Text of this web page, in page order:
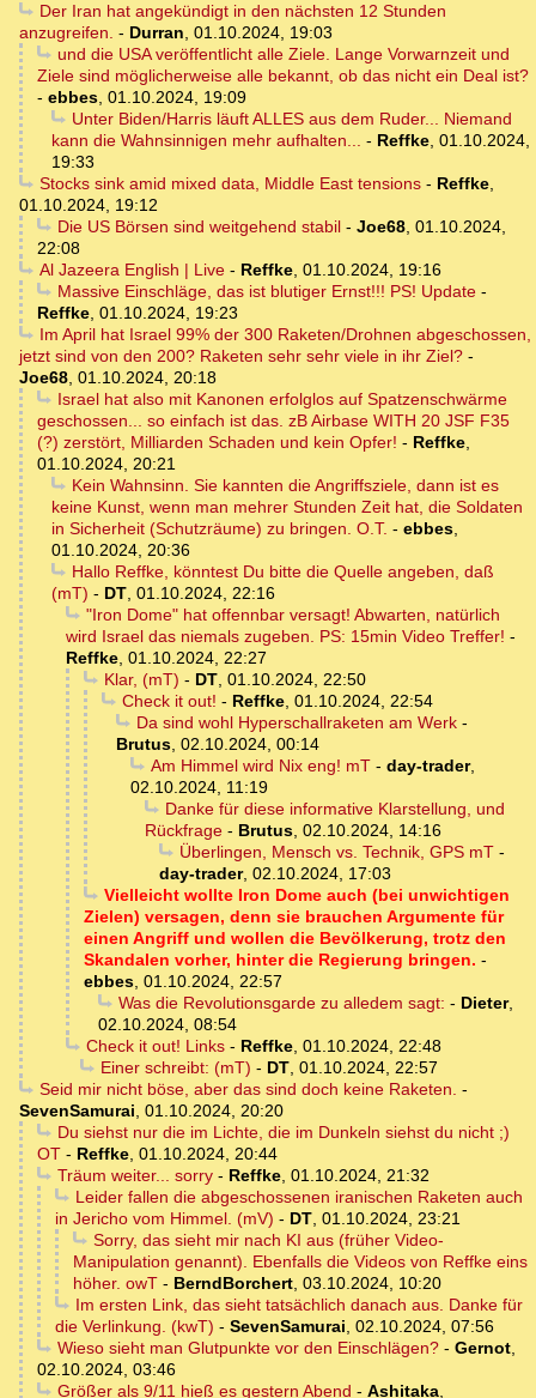
Der Iran hat angekündigt in den nächsten 12 Stunden
anzugreifen. - Durran, 01.10.2024, 19:03
und die USA veröffentlicht alle Ziele. Lange Vorwarnzeit und
Ziele sind möglicherweise alle bekannt, ob das nicht ein Deal ist?
- ebbes, 01.10.2024, 19:09
Unter Biden/Harris läuft ALLES aus dem Ruder... Niemand
kann die Wahnsinnigen mehr aufhalten... - Reffke, 01.10.2024,
19:33
Stocks sink amid mixed data, Middle East tensions- Reffke,
01.10.2024, 19:12
Die US Börsen sind weitgehend stabil- Joe68, 01.10.2024,
22:08
Al Jazeera English | Live- Reffke, 01.10.2024, 19:16
Massive Einschläge, das ist blutiger Ernst!!! PS! Update-
Reffke, 01.10.2024, 19:23
Im April hat Israel 99% der 300 Raketen/Drohnen abgeschossen,
jetzt sind von den 200? Raketen sehr sehr viele in ihr Ziel? -
Joe68, 01.10.2024, 20:18
Israel hat also mit Kanonen erfolglos auf Spatzenschwärme
geschossen... so einfach ist das. zB Airbase WITH 20 JSF F35
(?) zerstört, Milliarden Schaden und kein Opfer! - Reffke,
01.10.2024, 20:21
Kein Wahnsinn. Sie kannten die Angriffsziele, dann ist es
keine Kunst, wenn man mehrer Stunden Zeit hat, die Soldaten
in Sicherheit (Schutzräume) zu bringen. O.T. - ebbes,
01.10.2024, 20:36
Hallo Reffke, könntest Du bitte die Quelle angeben, daß
(mT) - DT, 01.10.2024, 22:16
"Iron Dome" hat offennbar versagt! Abwarten, natürlich
wird Israel das niemals zugeben. PS: 15min Video Treffer! -
Reffke, 01.10.2024, 22:27
Klar, (mT) - DT, 01.10.2024, 22:50
Check it out! - Reffke, 01.10.2024, 22:54
Da sind wohl Hyperschallraketen am Werk-
Brutus, 02.10.2024, 00:14
Am Himmel wird Nix eng! mT- day-trader,
02.10.2024, 11:19
Danke für diese informative Klarstellung, und
Rückfrage - Brutus, 02.10.2024, 14:16
Überlingen, Mensch vs. Technik, GPS mT-
day-trader, 02.10.2024, 17:03
Vielleicht wollte Iron Dome auch (bei unwichtigen
Zielen) versagen, denn sie brauchen Argumente für
einen Angriff und wollen die Bevölkerung, trotz den
Skandalen vorher, hinter die Regierung bringen. -
ebbes, 01.10.2024, 22:57
Was die Revolutionsgarde zu alledem sagt: - Dieter,
02.10.2024, 08:54
Check it out! Links- Reffke, 01.10.2024, 22:48
Einer schreibt: (mT) - DT, 01.10.2024, 22:57
Seid mir nicht böse, aber das sind doch keine Raketen. -
SevenSamurai, 01.10.2024, 20:20
Du siehst nur die im Lichte, die im Dunkeln siehst du nicht ;)
OT - Reffke, 01.10.2024, 20:44
Träum weiter... sorry- Reffke, 01.10.2024, 21:32
Leider fallen die abgeschossenen iranischen Raketen auch
in Jericho vom Himmel. (mV) - DT, 01.10.2024, 23:21
Sorry, das sieht mir nach KI aus (früher Video-
Manipulation genannt). Ebenfalls die Videos von Reffke eins
höher. owT - BerndBorchert, 03.10.2024, 10:20
Im ersten Link, das sieht tatsächlich danach aus. Danke für
die Verlinkung. (kwT) - SevenSamurai, 02.10.2024, 07:56
Wieso sieht man Glutpunkte vor den Einschlägen?- Gernot,
02.10.2024, 03:46
Größer als 9/11 hieß es gestern Abend - Ashitaka,